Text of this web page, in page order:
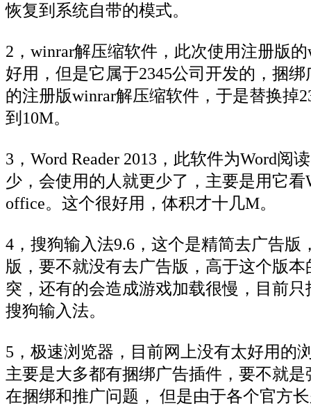
恢复到系统自带的模式。
2，winrar解压缩软件，此次使用注册版
好用，但是它属于2345公司开发的，捆
的注册版winrar解压缩软件，于是替换掉
到10M。
3，Word Reader 2013，此软件为Word
少，会使用的人就更少了，主要是用它
office。这个很好用，体积才十几M。
4，搜狗输入法9.6，这个是精简去广告
版，要不就没有去广告版，高于这个版
突，还有的会造成游戏加载很慢，目前
搜狗输入法。
5，极速浏览器，目前网上没有太好用的
主要是大多都有捆绑广告插件，要不就
在捆绑和推广问题， 但是由于各个官方